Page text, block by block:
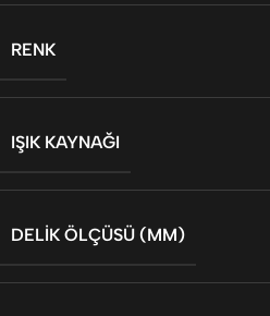
RENK
IŞIK KAYNAĞI
DELIK ÖLÇÜSÜ (MM)